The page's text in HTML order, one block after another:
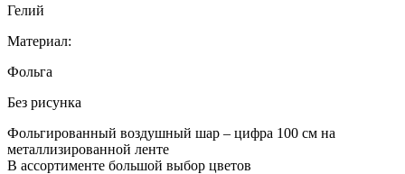
Гелий
Материал:
Фольга
Без рисунка
Фольгированный воздушный шар – цифра 100 см на
металлизированной ленте
В ассортименте большой выбор цветов